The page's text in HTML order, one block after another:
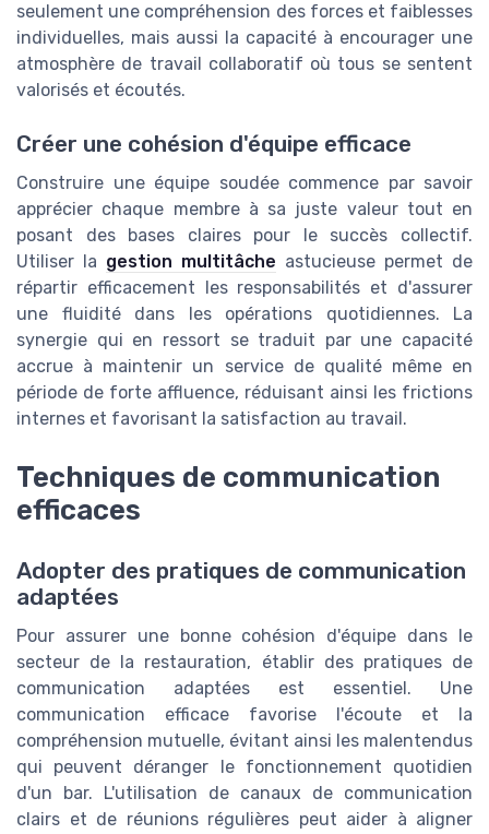
seulement une compréhension des forces et faiblesses
individuelles, mais aussi la capacité à encourager une
atmosphère de travail collaboratif où tous se sentent
valorisés et écoutés.
Créer une cohésion d'équipe efficace
Construire une équipe soudée commence par savoir
apprécier chaque membre à sa juste valeur tout en
posant des bases claires pour le succès collectif.
Utiliser la gestion multitâche astucieuse permet de
répartir efficacement les responsabilités et d'assurer
une fluidité dans les opérations quotidiennes. La
synergie qui en ressort se traduit par une capacité
accrue à maintenir un service de qualité même en
période de forte affluence, réduisant ainsi les frictions
internes et favorisant la satisfaction au travail.
Techniques de communication
efficaces
Adopter des pratiques de communication
adaptées
Pour assurer une bonne cohésion d'équipe dans le
secteur de la restauration, établir des pratiques de
communication adaptées est essentiel. Une
communication efficace favorise l'écoute et la
compréhension mutuelle, évitant ainsi les malentendus
qui peuvent déranger le fonctionnement quotidien
d'un bar. L'utilisation de canaux de communication
clairs et de réunions régulières peut aider à aligner